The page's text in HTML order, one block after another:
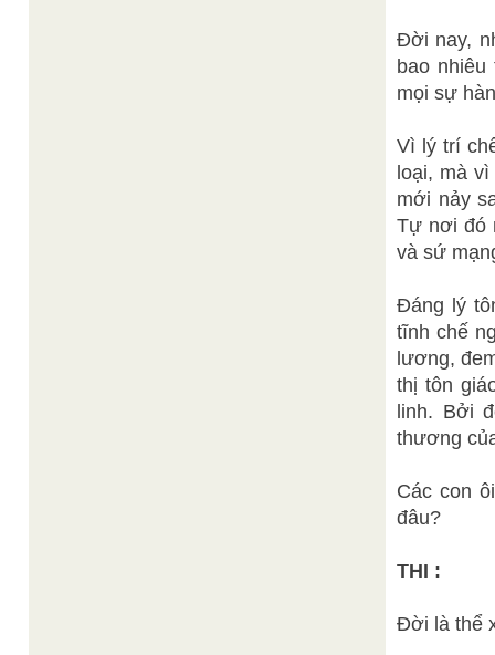
Đời nay,
bao
mọi sự
Vì lý trí
loại, mà
mới nảy
Tự nơi đó
và sứ
Đáng lý
tĩnh chế
lương,
thị tôn
linh. Bởi
thương
Các con
đâu?
THI :
Đời là thể